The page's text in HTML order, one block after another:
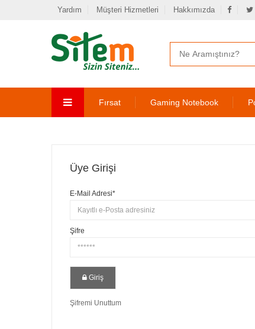
Yardım Müşteri Hizmetleri Hakkımızda
Fırsat Gaming Notebook
Üye Girişi
E-Mail Adresi*
Şifre
Giriş
Şifremi Unuttum